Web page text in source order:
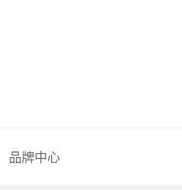
品牌中心